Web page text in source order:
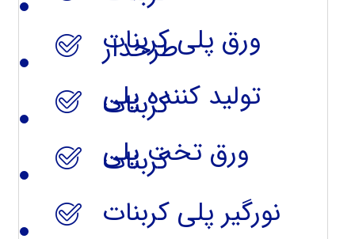
ورق پلی کربنات
طرحدار
تولید کننده پلی
کربنات
ورق تخت پلی
کربنات
نورگیر پلی کربنات